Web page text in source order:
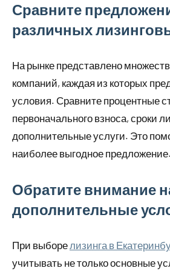
Сравните
различных
На рынке представлено
компаний, каждая из которых
условия. Сравните процентные
первоначального взноса, сроки
дополнительные услуги. Это
наиболее выгодное предложение.
Обратите внимание
дополнительные
При выборе лизинга в
учитывать не только основные